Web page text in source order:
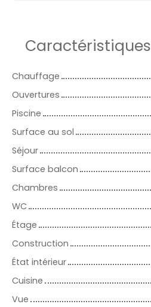
Caractéristiques
Chauffage
Ouvertures
Piscine
Surface au sol
Séjour
Surface balcon
Chambres
WC
Étage
Construction
État intérieur
Cuisine
Vue